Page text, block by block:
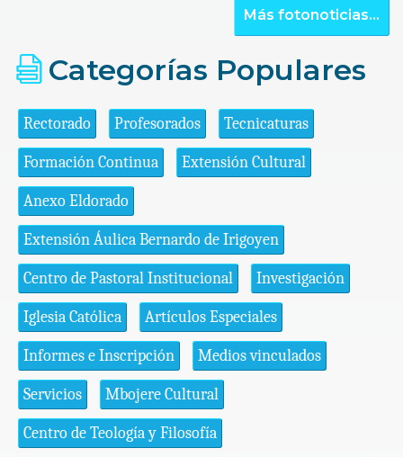
Más fotonoticias...
Categorías Populares
Rectorado Profesorados Tecnicaturas
Formación Continua Extensión Cultural
Anexo Eldorado
Extensión Áulica Bernardo de Irigoyen
Centro de Pastoral Institucional Investigación
Iglesia Católica Artículos Especiales
Informes e Inscripción Medios vinculados
Servicios Mbojere Cultural
Centro de Teología y Filosofía